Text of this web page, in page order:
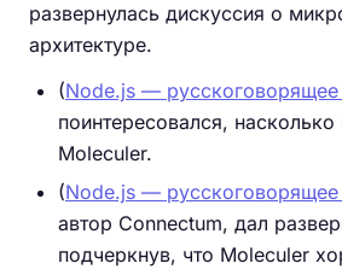
развернулась дискуссия о
архитектуре.
(Node.js —
поинтересовался,
Moleculer.
(Node.js —
автор Connectum, дал
подчеркнув, что Moleculer